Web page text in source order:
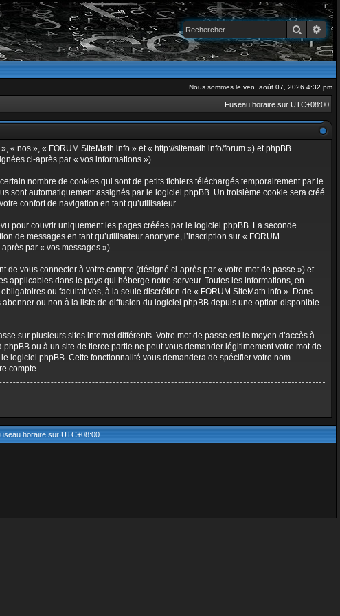
Nous sommes le ven. août 07, 2026 4:32 pm
Fuseau horaire sur UTC+08:00
nos », « FORUM SiteMath.info » et « http://sitemath.info/forum ») et phpBB
ci-après par « vos informations »).
nombre de cookies qui sont de petits fichiers téléchargés temporairement par le
sont automatiquement assignés par le logiciel phpBB. Un troisième cookie sera créé
confort de navigation en tant qu’utilisateur.
pour couvrir uniquement les pages créées par le logiciel phpBB. La seconde
de messages en tant qu’utilisateur anonyme, l’inscription sur « FORUM
par « vos messages »).
vous connecter à votre compte (désigné ci-après par « votre mot de passe ») et
applicables dans le pays qui héberge notre serveur. Toutes les informations, en-
ou facultatives, à la seule discrétion de « FORUM SiteMath.info ». Dans
ou non à la liste de diffusion du logiciel phpBB depuis une option disponible
sur plusieurs sites internet différents. Votre mot de passe est le moyen d’accès à
ou à un site de tierce partie ne peut vous demander légitimement votre mot de
logiciel phpBB. Cette fonctionnalité vous demandera de spécifier votre nom
compte.
horaire sur UTC+08:00